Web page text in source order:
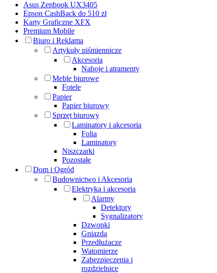
Asus Zenbook UX3405
Epson CashBack do 510 zł
Karty Graficzne XFX
Premium Mobile
Biuro i Reklama
Artykuły piśmiennicze
Akcesoria
Naboje i atramenty
Meble biurowe
Fotele
Papier
Papier biurowy
Sprzęt biurowy
Laminatory i akcesoria
Folia
Laminatory
Niszczarki
Pozostałe
Dom i Ogród
Budownictwo i Akcesoria
Elektryka i akcesoria
Alarmy
Detektory
Sygnalizatory
Dzwonki
Gniazda
Przedłużacze
Watomierze
Zabezpieczenia i
rozdzielnice